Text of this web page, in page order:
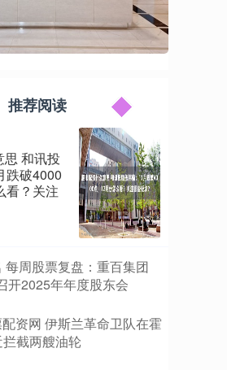
推荐阅读
思 和讯投
跌破4000
看？关注
每周股票复盘：重百集团
开2025年年度股东会
资网 伊斯兰革命卫队在霍
截两艘油轮